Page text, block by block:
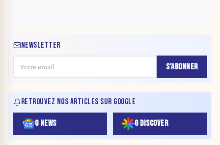
NEWSLETTER
S'ABONNER
RETROUVEZ NOS ARTICLES SUR GOOGLE
G NEWS G DISCOVER